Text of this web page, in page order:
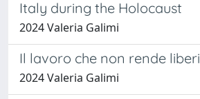
Italy during the Holocaust
2024 Valeria Galimi
Il lavoro che non rende liberi
2024 Valeria Galimi